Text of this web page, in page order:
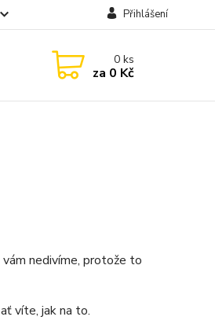
Přihlášení
0ks
za 0 Kč
nedivíme, protože to
víte, jak na to.